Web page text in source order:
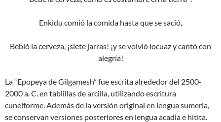
Enkidu comió la comida hasta que se sació,
Bebió la cerveza, ¡siete jarras! ¡y se volvió locuaz y cantó con
alegría!
La “Epopeya de Gilgamesh” fue escrita alrededor del 2500-
2000 a. C. en tablillas de arcilla, utilizando escritura
cuneiforme. Además de la versión original en lengua sumeria,
se conservan versiones posteriores en lengua acadia e hitita.